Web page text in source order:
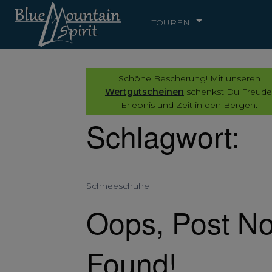
TOUREN
Schöne Bescherung! Mit unseren
Wertgutscheinen schenkst Du
Erlebnis und Zeit in den Bergen.
Schlagwort:
Schneeschuhe
Oops, Post
Found!